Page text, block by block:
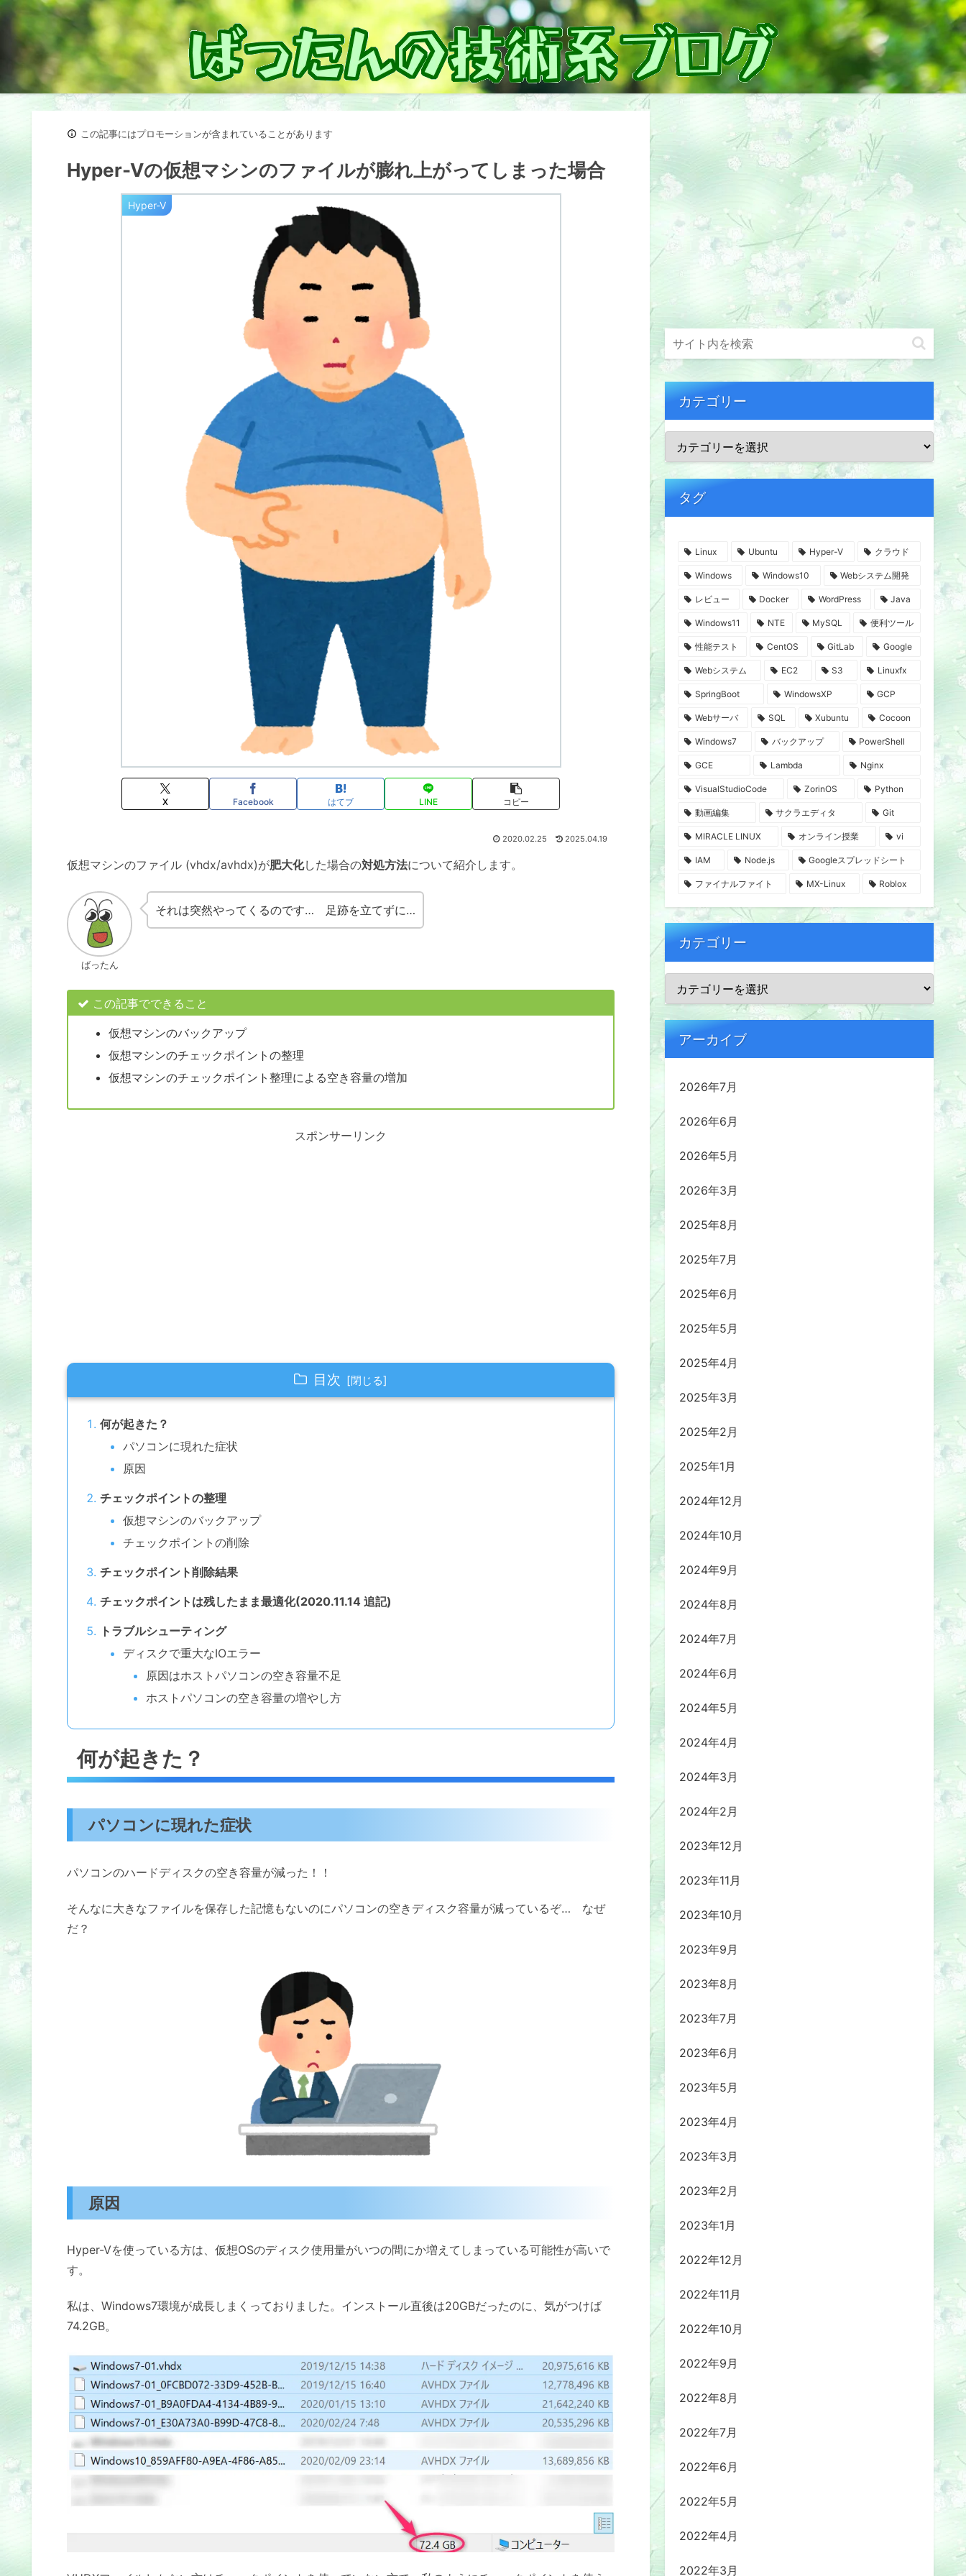
この記事にはプロモーションが含まれていることがあります
Hyper-Vの仮想マシンのファイルが膨れ上がってしまった場合
Hyper-V
X Facebook はてブ LINE コピー
2020.02.25 2025.04.19
仮想マシンのファイル (vhdx/avhdx)が肥大化した場合の対処方法について紹介します。
ばったん
それは突然やってくるのです… 足跡を立てずに…
この記事でできること
仮想マシンのバックアップ
仮想マシンのチェックポイントの整理
仮想マシンのチェックポイント整理による空き容量の増加
スポンサーリンク
目次
何が起きた？
パソコンに現れた症状
原因
チェックポイントの整理
仮想マシンのバックアップ
チェックポイントの削除
チェックポイント削除結果
チェックポイントは残したまま最適化(2020.11.14 追記)
トラブルシューティング
ディスクで重大なIOエラー
原因はホストパソコンの空き容量不足
ホストパソコンの空き容量の増やし方
何が起きた？
パソコンに現れた症状
パソコンのハードディスクの空き容量が減った！！
そんなに大きなファイルを保存した記憶もないのにパソコンの空きディスク容量が減っているぞ… なぜ
だ？
原因
Hyper-Vを使っている方は、仮想OSのディスク使用量がいつの間にか増えてしまっている可能性が高いで
す。
私は、Windows7環境が成長しまくっておりました。インストール直後は20GBだったのに、気がつけば
74.2GB。
カテゴリー
タグ
Linux Ubuntu Hyper-V クラウド
Windows Windows10 Webシステム開発
レビュー Docker WordPress Java
Windows11 NTE MySQL 便利ツール
性能テスト CentOS GitLab Google
Webシステム EC2 S3 Linuxfx
SpringBoot WindowsXP GCP
Webサーバ SQL Xubuntu Cocoon
Windows7 バックアップ PowerShell
GCE Lambda Nginx
VisualStudioCode ZorinOS Python
動画編集 サクラエディタ Git
MIRACLE LINUX オンライン授業 vi
IAM Node.js Googleスプレッドシート
ファイナルファイト MX-Linux Roblox
カテゴリー
アーカイブ
2026年7月
2026年6月
2026年5月
2026年3月
2025年8月
2025年7月
2025年6月
2025年5月
2025年4月
2025年3月
2025年2月
2025年1月
2024年12月
2024年10月
2024年9月
2024年8月
2024年7月
2024年6月
2024年5月
2024年4月
2024年3月
2024年2月
2023年12月
2023年11月
2023年10月
2023年9月
2023年8月
2023年7月
2023年6月
2023年5月
2023年4月
2023年3月
2023年2月
2023年1月
2022年12月
2022年11月
2022年10月
2022年9月
2022年8月
2022年7月
2022年6月
2022年5月
2022年4月
2022年3月